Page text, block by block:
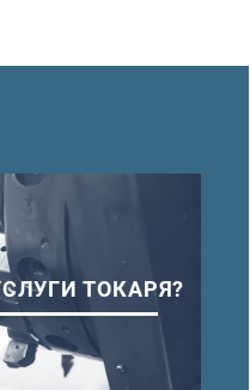
ТОКАРЯ?